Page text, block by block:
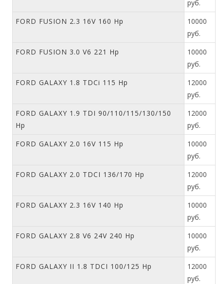
руб.
FORD FUSION 2.3 16V 160 Hp
10000
руб.
FORD FUSION 3.0 V6 221 Hp
10000
руб.
FORD GALAXY 1.8 TDCi 115 Hp
12000
руб.
FORD GALAXY 1.9 TDI 90/110/115/130/150
Hp
12000
руб.
FORD GALAXY 2.0 16V 115 Hp
10000
руб.
FORD GALAXY 2.0 TDCI 136/170 Hp
12000
руб.
FORD GALAXY 2.3 16V 140 Hp
10000
руб.
FORD GALAXY 2.8 V6 24V 240 Hp
10000
руб.
FORD GALAXY II 1.8 TDCI 100/125 Hp
12000
руб.